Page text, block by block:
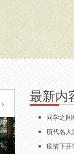
> 最新内
同学之
历代名
疫情下